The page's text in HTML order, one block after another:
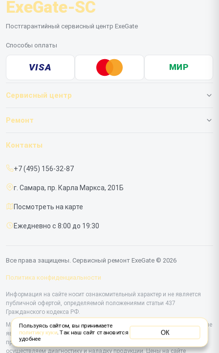
ExeGate-SC
Постгарантийный сервисный центр ExeGate
Способы оплаты
VISA МИР
Сервисный центр
О нашем сервисе
Срочный ремонт
Доставка и способы оплаты
Диагностика
Контакты
Ремонт
ИБП
Контакты
+7 (495) 156-32-87
г. Самара, пр. Карла Маркса, 201Б
Посмотреть на карте
Ежедневно с 8:00 до 19:30
Все права защищены. Сервисный ремонт ExeGate © 2026
Политика конфиденциальности
Информация на сайте носит ознакомительный характер и не является
публичной офертой, определяемой положениями статьи 437
Гражданского кодекса РФ.
Мы специализируемся на обслуживании и ремонте техники ExeGate, но не
являемся их официальным представителем. Предоставляем
профессиональные услуги после истечения гарантии, а также
осуществляем диагностику и наладку продукции. Цены на сайте
Пользуясь сайтом, вы принимаете
политику куки. Так наш сайт становится
удобнее
ОК